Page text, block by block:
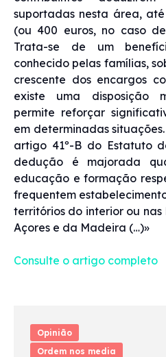
Opinião
Ordem nos media
suportadas nesta área,
(ou 400 euros, no caso
Trata-se de um
conhecido pelas famílias,
crescente dos encargos
existe uma disposição
permite reforçar
em determinadas
artigo 41º-B do Estatuto
dedução é majorada
educação e formação
frequentem
territórios do interior ou nas
Açores e da Madeira (…)»
Consulte o artigo completo